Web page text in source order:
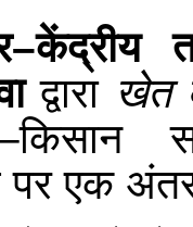
द्वारा खेत
पर एक